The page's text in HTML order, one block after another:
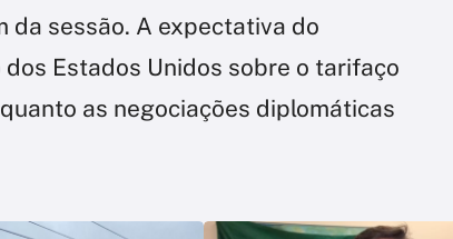
sessão. A expectativa do
Estados Unidos sobre o tarifaço
as negociações diplomáticas